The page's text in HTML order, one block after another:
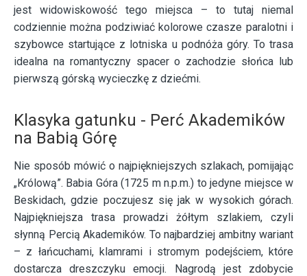
jest widowiskowość tego miejsca – to tutaj niemal
codziennie można podziwiać kolorowe czasze paralotni i
szybowce startujące z lotniska u podnóża góry. To trasa
idealna na romantyczny spacer o zachodzie słońca lub
pierwszą górską wycieczkę z dziećmi.
Klasyka gatunku - Perć Akademików
na Babią Górę
Nie sposób mówić o najpiękniejszych szlakach, pomijając
„Królową”. Babia Góra (1725 m n.p.m.) to jedyne miejsce w
Beskidach, gdzie poczujesz się jak w wysokich górach.
Najpiękniejsza trasa prowadzi żółtym szlakiem, czyli
słynną Percią Akademików. To najbardziej ambitny wariant
– z łańcuchami, klamrami i stromym podejściem, które
dostarcza dreszczyku emocji. Nagrodą jest zdobycie